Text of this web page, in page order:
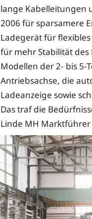
lange Kabelleitungen
2006 für sparsamere
Ladegerät für
für mehr Stabilität
Modellen der 2- bis 5-
Antriebsachse, die
Ladeanzeige sowie
Das traf die
Linde MH